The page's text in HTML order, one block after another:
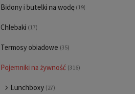
Bidony i butelki na wodę (19)
Chlebaki (17)
Termosy obiadowe (35)
Pojemniki na żywność (316)
Lunchboxy (27)